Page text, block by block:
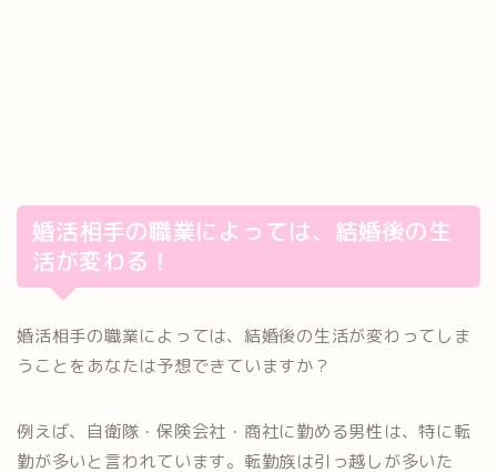
婚活相手の職業によっては、結婚後の生
活が変わる！
婚活相手の職業によっては、結婚後の生活が変わってしま
うことをあなたは予想できていますか？
例えば、自衛隊・保険会社・商社に勤める男性は、特に転
勤が多いと言われています。転勤族は引っ越しが多いた